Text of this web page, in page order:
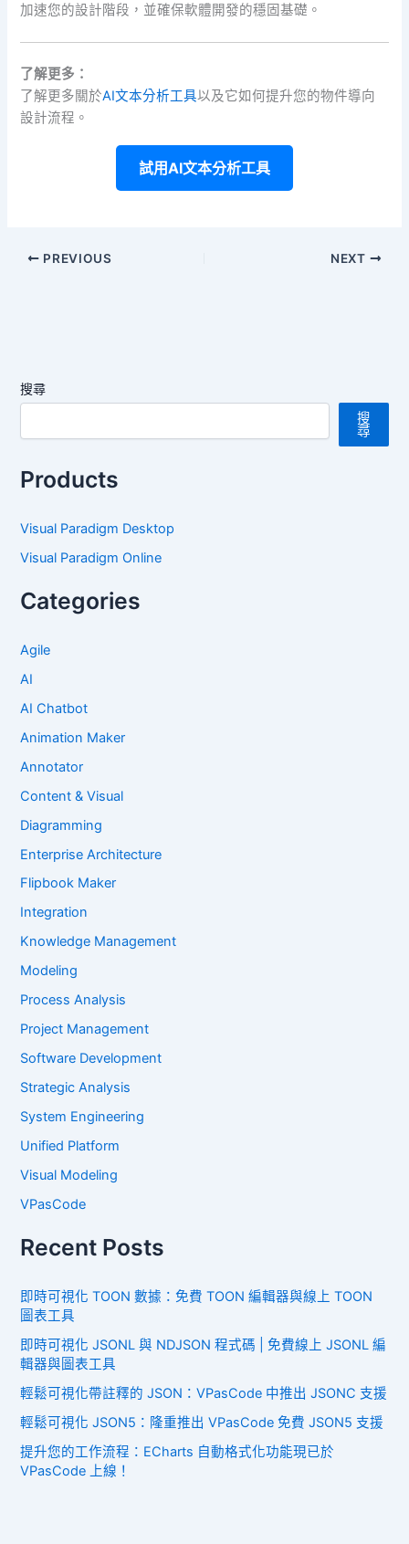
加速您的設計階段，並確保軟體開發的穩固基礎。
了解更多：
了解更多關於AI文本分析工具以及它如何提升您的物件導向
設計流程。
試用AI文本分析工具
PREVIOUS NEXT
搜尋
搜
尋
Products
Visual Paradigm Desktop
Visual Paradigm Online
Categories
Agile
AI
AI Chatbot
Animation Maker
Annotator
Content & Visual
Diagramming
Enterprise Architecture
Flipbook Maker
Integration
Knowledge Management
Modeling
Process Analysis
Project Management
Software Development
Strategic Analysis
System Engineering
Unified Platform
Visual Modeling
VPasCode
Recent Posts
即時可視化 TOON 數據：免費 TOON 編輯器與線上 TOON
圖表工具
即時可視化 JSONL 與 NDJSON 程式碼 | 免費線上 JSONL 編
輯器與圖表工具
輕鬆可視化帶註釋的 JSON：VPasCode 中推出 JSONC 支援
輕鬆可視化 JSON5：隆重推出 VPasCode 免費 JSON5 支援
提升您的工作流程：ECharts 自動格式化功能現已於
VPasCode 上線！